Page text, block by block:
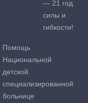
— 21 год
силы и
гибкости!
Помощь
Национальной
детской
специализированной
больнице